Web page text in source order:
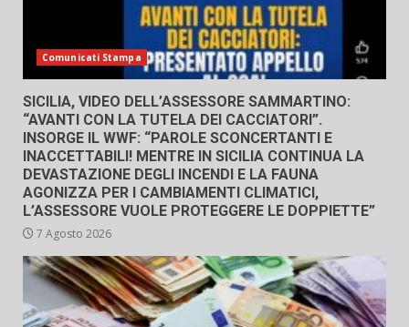
Comunicati Stampa
SICILIA, VIDEO DELL’ASSESSORE SAMMARTINO:
“AVANTI CON LA TUTELA DEI CACCIATORI”.
INSORGE IL WWF: “PAROLE SCONCERTANTI E
INACCETTABILI! MENTRE IN SICILIA CONTINUA LA
DEVASTAZIONE DEGLI INCENDI E LA FAUNA
AGONIZZA PER I CAMBIAMENTI CLIMATICI,
L’ASSESSORE VUOLE PROTEGGERE LE DOPPIETTE”
7 Agosto 2026